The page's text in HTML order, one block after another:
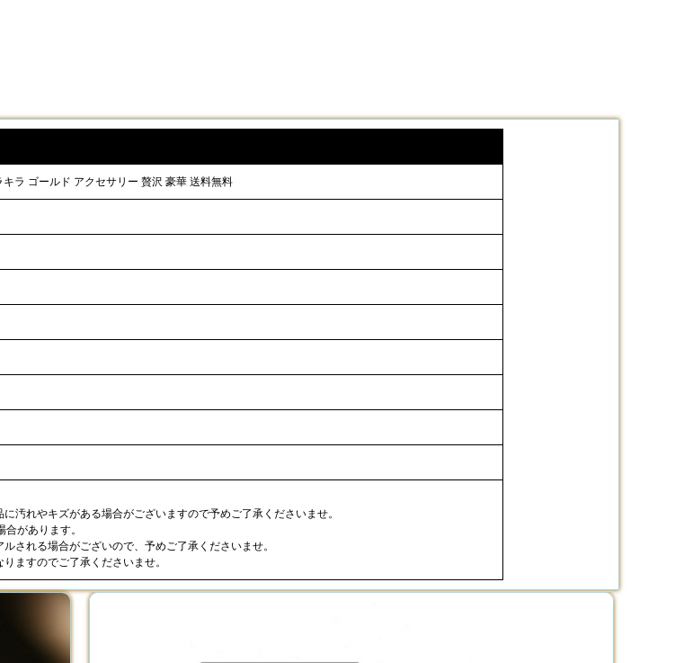
ラ ゴールド アクセサリー 贅沢 豪華 送料無料
汚れやキズがある場合がございますので予めご了承くださいませ。
があります。
される場合がございので、予めご了承くださいませ。
ますのでご了承くださいませ。